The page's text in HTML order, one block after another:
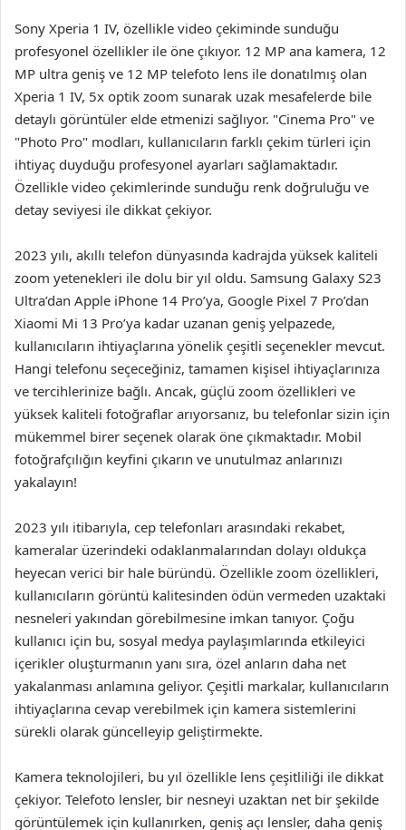
Sony Xperia 1 IV, özellikle video çekiminde sunduğu
profesyonel özellikler ile öne çıkıyor. 12 MP ana kamera, 12
MP ultra geniş ve 12 MP telefoto lens ile donatılmış olan
Xperia 1 IV, 5x optik zoom sunarak uzak mesafelerde bile
detaylı görüntüler elde etmenizi sağlıyor. "Cinema Pro" ve
"Photo Pro" modları, kullanıcıların farklı çekim türleri için
ihtiyaç duyduğu profesyonel ayarları sağlamaktadır.
Özellikle video çekimlerinde sunduğu renk doğruluğu ve
detay seviyesi ile dikkat çekiyor.
2023 yılı, akıllı telefon dünyasında kadrajda yüksek kaliteli
zoom yetenekleri ile dolu bir yıl oldu. Samsung Galaxy S23
Ultra’dan Apple iPhone 14 Pro’ya, Google Pixel 7 Pro’dan
Xiaomi Mi 13 Pro’ya kadar uzanan geniş yelpazede,
kullanıcıların ihtiyaçlarına yönelik çeşitli seçenekler mevcut.
Hangi telefonu seçeceğiniz, tamamen kişisel ihtiyaçlarınıza
ve tercihlerinize bağlı. Ancak, güçlü zoom özellikleri ve
yüksek kaliteli fotoğraflar arıyorsanız, bu telefonlar sizin için
mükemmel birer seçenek olarak öne çıkmaktadır. Mobil
fotoğrafçılığın keyfini çıkarın ve unutulmaz anlarınızı
yakalayın!
2023 yılı itibarıyla, cep telefonları arasındaki rekabet,
kameralar üzerindeki odaklanmalarından dolayı oldukça
heyecan verici bir hale büründü. Özellikle zoom özellikleri,
kullanıcıların görüntü kalitesinden ödün vermeden uzaktaki
nesneleri yakından görebilmesine imkan tanıyor. Çoğu
kullanıcı için bu, sosyal medya paylaşımlarında etkileyici
içerikler oluşturmanın yanı sıra, özel anların daha net
yakalanması anlamına geliyor. Çeşitli markalar, kullanıcıların
ihtiyaçlarına cevap verebilmek için kamera sistemlerini
sürekli olarak güncelleyip geliştirmekte.
Kamera teknolojileri, bu yıl özellikle lens çeşitliliği ile dikkat
çekiyor. Telefoto lensler, bir nesneyi uzaktan net bir şekilde
görüntülemek için kullanırken, geniş açı lensler, daha geniş